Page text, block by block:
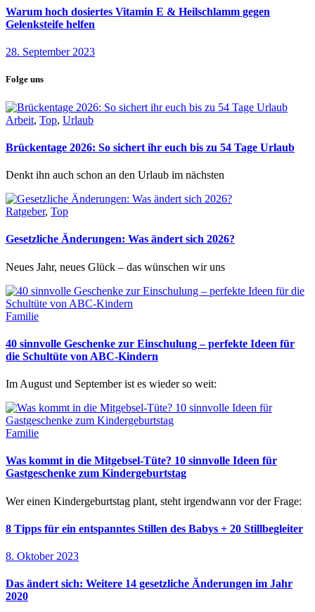
Warum hoch dosiertes Vitamin E & Heilschlamm gegen
Gelenksteife helfen
28. September 2023
Folge uns
Arbeit, Top, Urlaub
Brückentage 2026: So sichert ihr euch bis zu 54 Tage Urlaub
Denkt ihn auch schon an den Urlaub im nächsten
Ratgeber, Top
Gesetzliche Änderungen: Was ändert sich 2026?
Neues Jahr, neues Glück – das wünschen wir uns
Familie
40 sinnvolle Geschenke zur Einschulung – perfekte Ideen für
die Schultüte von ABC-Kindern
Im August und September ist es wieder so weit:
Familie
Was kommt in die Mitgebsel-Tüte? 10 sinnvolle Ideen für
Gastgeschenke zum Kindergeburtstag
Wer einen Kindergeburtstag plant, steht irgendwann vor der Frage:
8 Tipps für ein entspanntes Stillen des Babys + 20 Stillbegleiter
8. Oktober 2023
Das ändert sich: Weitere 14 gesetzliche Änderungen im Jahr
2020